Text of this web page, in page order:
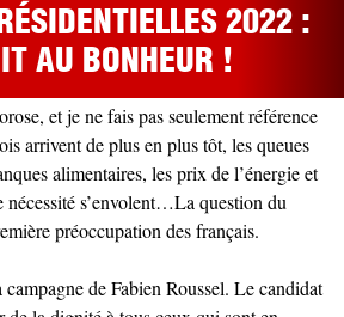
2022 :
AU BONHEUR !
et je ne fais pas seulement référence
arrivent de plus en plus tôt, les queues
alimentaires, les prix de l’énergie et
nécessité s’envolent…La question du
préoccupation des français.
de Fabien Roussel. Le candidat